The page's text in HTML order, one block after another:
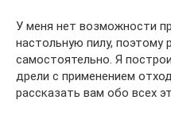
У меня нет возможности
настольную пилу, поэтому
самостоятельно. Я
дрели с применением
рассказать вам обо всех